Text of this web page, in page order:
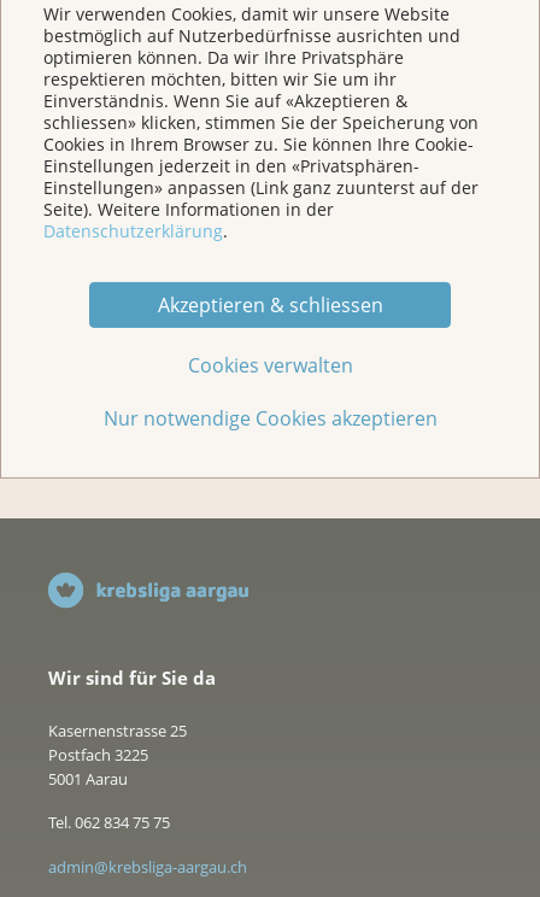
Wir verwenden Cookies, damit wir unsere Website
bestmöglich auf Nutzerbedürfnisse ausrichten und
optimieren können. Da wir Ihre Privatsphäre
respektieren möchten, bitten wir Sie um ihr
Einverständnis. Wenn Sie auf «Akzeptieren &
schliessen» klicken, stimmen Sie der Speicherung von
Cookies in Ihrem Browser zu. Sie können Ihre Cookie-
Einstellungen jederzeit in den «Privatsphären-
Einstellungen» anpassen (Link ganz zuunterst auf der
Seite). Weitere Informationen in der
Datenschutzerklärung.
Akzeptieren & schliessen
Cookies verwalten
Nur notwendige Cookies akzeptieren
Prävention
Veranstaltungen/ Podcasts/Links
Für Medien
Spenden
Jede Geschichte zählt
Wir sind für Sie da
Kasernenstrasse 25
Postfach 3225
5001 Aarau
Tel. 062 834 75 75
admin@krebsliga-aargau.ch